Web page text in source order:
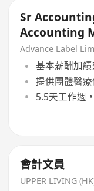
Sr
Accounting
ShenZhen)
Advance Label
基本薪酬加
提供團體醫
5.5天工作週
會計文員